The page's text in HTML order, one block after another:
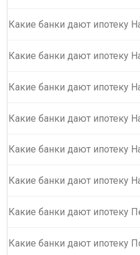
Какие банки дают ипотеку
Какие банки дают ипотеку
Какие банки дают ипотеку
Какие банки дают ипотеку
Какие банки дают ипотеку
Какие банки дают ипотеку
Какие банки дают ипотеку
Какие банки дают ипотеку